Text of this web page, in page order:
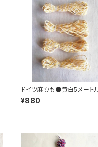
ドイツ麻ひも●黄白5メート
ト×４本セット
¥880